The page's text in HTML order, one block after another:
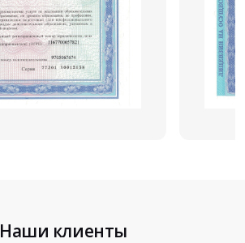
Наши клиенты